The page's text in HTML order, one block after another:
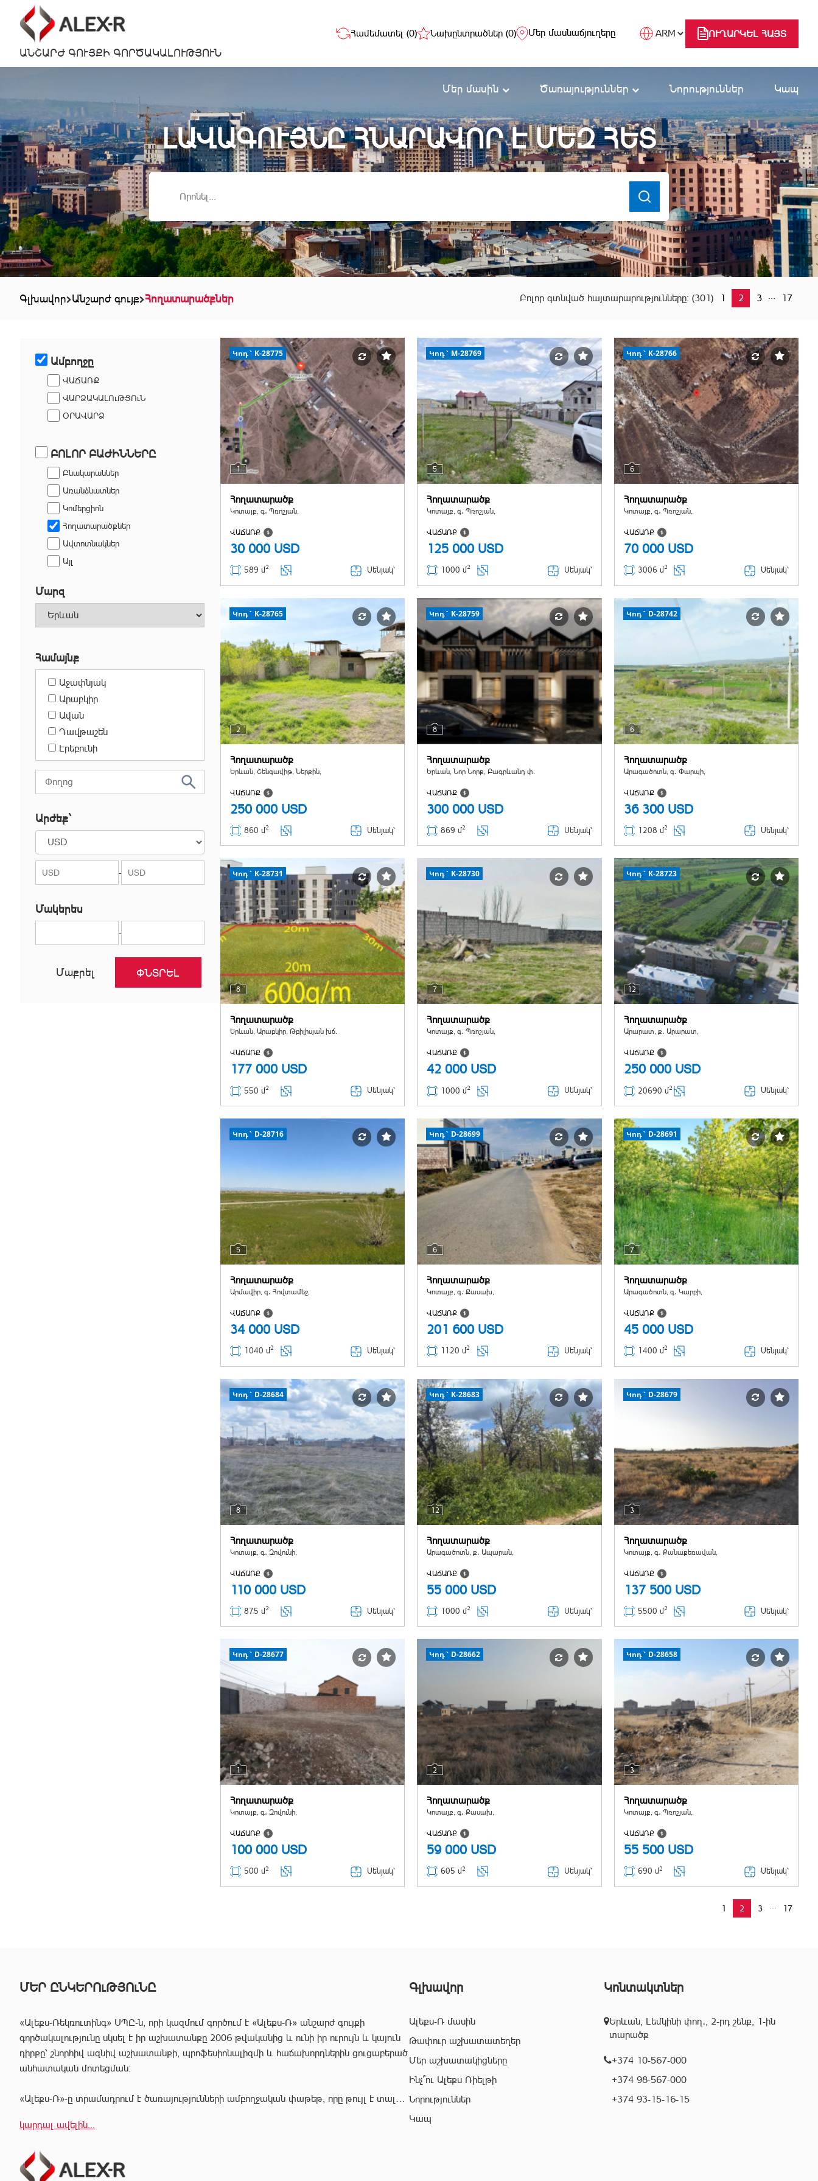
ԱՆՇԱՐԺ ԳՈՒՅՔԻ ԳՈՐԾԱԿԱԼՈՒԹՅՈՒՆ
Համեմատել (0) Նախընտրածներ (0) Մեր մասնաճյուղերը ՈՒՂԱՐԿԵԼ ՀԱՅՏ
Մեր մասին Ծառայություններ Նորություններ Կապ
ԼԱՎԱԳՈՒՅՆԸ ՀՆԱՐԱՎՈՐ Է ՄԵԶ ՀԵՏ
Գլխավոր Անշարժ գույք Հողատարածքներ Բոլոր գտնված հայտարարությունները: (301) 1 2 3 ... 17
Ամբողջը
ՎԱՃԱՌՔ
ՎԱՐՁԱԿԱԼՈւԹՅՈւՆ
ՕՐԱՎԱՐՁ
ԲՈԼՈՐ ԲԱԺԻՆՆԵՐԸ
Բնակարաններ
Առանձնատներ
Կոմերցիոն
Հողատարածքներ
Ավտոտնակներ
Այլ
Մարզ
Համայնք
Աջափնյակ
Արաբկիր
Ավան
Դավթաշեն
Էրեբունի
Քանաքեռ-Զեյթուն
Կենտրոն
Մալաթիա-Սեբաստիա
Նորք-Մարաշ
Նոր Նորք
Նուբարաշեն
Շենգավիթ
Արժեք`
-
Մակերես
-
Մաքրել
1
Կոդ` K-28775
Հողատարածք
Կոտայք, գ․ Պռոշյան,
ՎԱՃԱՌՔ
30 000 USD
589 մ2 Սենյակ՝
5
Կոդ` M-28769
Հողատարածք
Կոտայք, գ․ Պռոշյան,
ՎԱՃԱՌՔ
125 000 USD
1000 մ2 Սենյակ՝
6
Կոդ` K-28766
Հողատարածք
Կոտայք, գ․ Պռոշյան,
ՎԱՃԱՌՔ
70 000 USD
3006 մ2 Սենյակ՝
2
Կոդ` K-28765
Հողատարածք
Երևան, Շենգավիթ, Ներքին,
ՎԱՃԱՌՔ
250 000 USD
860 մ2 Սենյակ՝
8
Կոդ` K-28759
Հողատարածք
Երևան, Նոր Նորք, Բագրևանդ փ.
ՎԱՃԱՌՔ
300 000 USD
869 մ2 Սենյակ՝
6
Կոդ` D-28742
Հողատարածք
Արագածոտն, գ․ Փարպի,
ՎԱՃԱՌՔ
36 300 USD
1208 մ2 Սենյակ՝
8
Կոդ` K-28731
Հողատարածք
Երևան, Արաբկիր, Թբիլիսյան խճ.
ՎԱՃԱՌՔ
177 000 USD
550 մ2 Սենյակ՝
7
Կոդ` K-28730
Հողատարածք
Կոտայք, գ․ Պռոշյան,
ՎԱՃԱՌՔ
42 000 USD
1000 մ2 Սենյակ՝
12
Կոդ` K-28723
Հողատարածք
Արարատ, ք․ Արարատ,
ՎԱՃԱՌՔ
250 000 USD
20690 մ2 Սենյակ՝
5
Կոդ` D-28716
Հողատարածք
Արմավիր, գ․ Հովտամեջ,
ՎԱՃԱՌՔ
34 000 USD
1040 մ2 Սենյակ՝
6
Կոդ` D-28699
Հողատարածք
Կոտայք, գ․ Քասախ,
ՎԱՃԱՌՔ
201 600 USD
1120 մ2 Սենյակ՝
7
Կոդ` D-28691
Հողատարածք
Արագածոտն, գ․ Կարբի,
ՎԱՃԱՌՔ
45 000 USD
1400 մ2 Սենյակ՝
8
Կոդ` D-28684
Հողատարածք
Կոտայք, գ․ Զովունի,
ՎԱՃԱՌՔ
110 000 USD
875 մ2 Սենյակ՝
12
Կոդ` K-28683
Հողատարածք
Արագածոտն, ք․ Ապարան,
ՎԱՃԱՌՔ
55 000 USD
1000 մ2 Սենյակ՝
3
Կոդ` D-28679
Հողատարածք
Կոտայք, գ․ Քանաքեռավան,
ՎԱՃԱՌՔ
137 500 USD
5500 մ2 Սենյակ՝
1
Կոդ` D-28677
Հողատարածք
Կոտայք, գ․ Զովունի,
ՎԱՃԱՌՔ
100 000 USD
500 մ2 Սենյակ՝
2
Կոդ` D-28662
Հողատարածք
Կոտայք, գ․ Քասախ,
ՎԱՃԱՌՔ
59 000 USD
605 մ2 Սենյակ՝
3
Կոդ` D-28658
Հողատարածք
Կոտայք, գ․ Պռոշյան,
ՎԱՃԱՌՔ
55 500 USD
690 մ2 Սենյակ՝
1 2 3 17
ՄԵՐ ԸՆԿԵՐՈւԹՅՈւՆԸ
«Ալեքս-Ռեկռուտինգ» ՍՊԸ-ն, որի կազմում գործում է «Ալեքս-Ռ» անշարժ գույքի
գործակալությունը սկսել է իր աշխատանքը 2006 թվականից և ունի իր ուրույն և կայուն
դիրքը՝ շնորհիվ ազնիվ աշխատանքի, պրոֆեսիոնալիզմի և հաճախորդներին ցուցաբերած
անհատական մոտեցման:
«Ալեքս-Ռ»-ը տրամադրում է ծառայությունների ամբողջական փաթեթ, որը թույլ է տալիս
Համապատասխան որակավոման և բազմամյա փորձի շնորհիվ՝ «Ալեքս-Ռ» ընկերության
գործարքներ՝ ապահովելով գործարքի գաղտնիությունը, և զերծ մնալ գործարքի
ընթացքում բարձր ռիսկերից՝ հասցնելով դրանք նվազագույնի:
կարդալ ավելին...
Գլխավոր
Ալեքս-Ռ մասին
Թափուր աշխատատեղեր
Մեր աշխատակիցները
Ինչ՞ու Ալեքս Ռիելթի
Նորություններ
Կապ
Կոնտակտներ
Երևան, Լեմկինի փող․, 2-րդ շենք, 1-ին
տարածք
+374 10-567-000
+374 98-567-000
+374 93-15-16-15